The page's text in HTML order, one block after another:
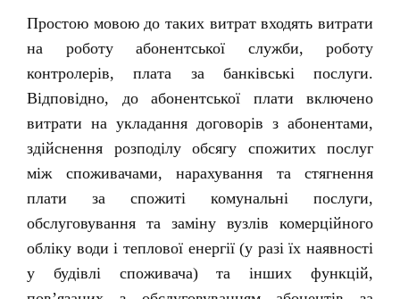
Простою мовою до таких витрат входять витрати
на роботу абонентської служби, роботу
контролерів, плата за банківські послуги.
Відповідно, до абонентської плати включено
витрати на укладання договорів з абонентами,
здійснення розподілу обсягу спожитих послуг
між споживачами, нарахування та стягнення
плати за спожиті комунальні послуги,
обслуговування та заміну вузлів комерційного
обліку води і теплової енергії (у разі їх наявності
у будівлі споживача) та інших функцій,